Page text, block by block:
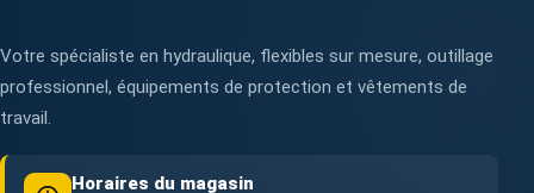
Votre spécialiste en hydraulique, flexibles sur mesure, outillage
professionnel, équipements de protection et vêtements de
travail.
Horaires du magasin